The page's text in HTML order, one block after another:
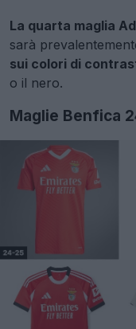
La quarta maglia
sarà
sui colori di
o il nero.
Maglie Benfica